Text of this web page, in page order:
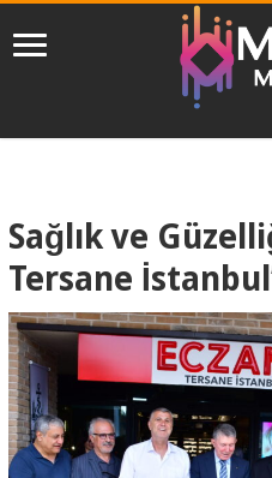
Sağlık ve
Tersane